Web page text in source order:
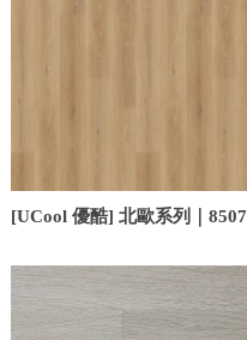
[UCool 優酷] 北歐系列｜8507